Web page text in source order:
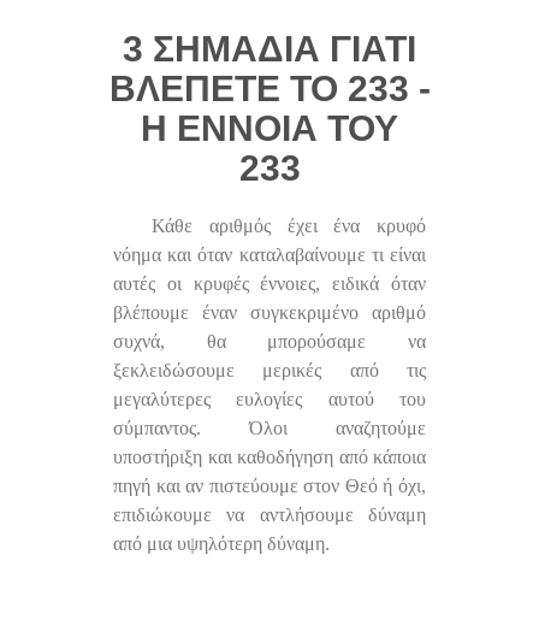
3 ΣΗΜΆΔΙΑ ΓΙΑΤΊ
ΒΛΈΠΕΤΕ ΤΟ 233 -
Η ΈΝΝΟΙΑ ΤΟΥ
233
Κάθε αριθμός έχει ένα κρυφό
νόημα και όταν καταλαβαίνουμε τι είναι
αυτές οι κρυφές έννοιες, ειδικά όταν
βλέπουμε έναν συγκεκριμένο αριθμό
συχνά, θα μπορούσαμε να
ξεκλειδώσουμε μερικές από τις
μεγαλύτερες ευλογίες αυτού του
σύμπαντος. Όλοι αναζητούμε
υποστήριξη και καθοδήγηση από κάποια
πηγή και αν πιστεύουμε στον Θεό ή όχι,
επιδιώκουμε να αντλήσουμε δύναμη
από μια υψηλότερη δύναμη.